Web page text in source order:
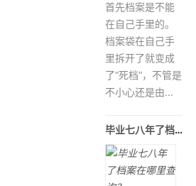
首先档案是不能
在自己手里的。
档案袋在自己手
里拆开了就变成
了“死档“，不管是
不小心还是由...
毕业七八年了档案在哪里查询？